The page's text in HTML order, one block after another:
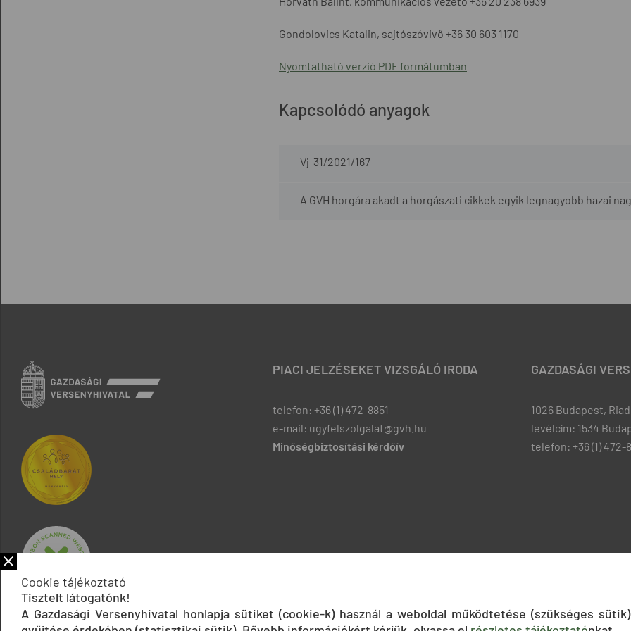
Gondolovics Katalin, sajtószóvivő +36 30 603 1170
Nyomtatható verzió PDF formátumban
Kapcsolódó anyagok
Vj-31/2021/167
A GVH horgára akadt a horgászati cikkek egyik legnagyobb hazai
PIACI JELZÉSEKET VIZSGÁLÓ IRODA
telefon: +36 (1) 472-8851
e-mail: ugyfelszolgalat@gvh.hu
Minőségbiztosítási kérdőív
GAZDASÁGI
1026 Budapest,
levélcím: 1534
telefon: +36 (1) 472-
Cookie tájékoztató
Tisztelt látogatónk!
A Gazdasági Versenyhivatal honlapja sütiket (cookie-k) használ a weboldal működtetése (szükséges